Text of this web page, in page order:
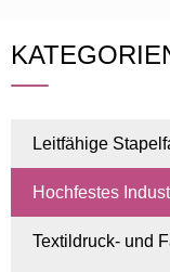
Leitfähige
Hochfestes
Textildruck- und